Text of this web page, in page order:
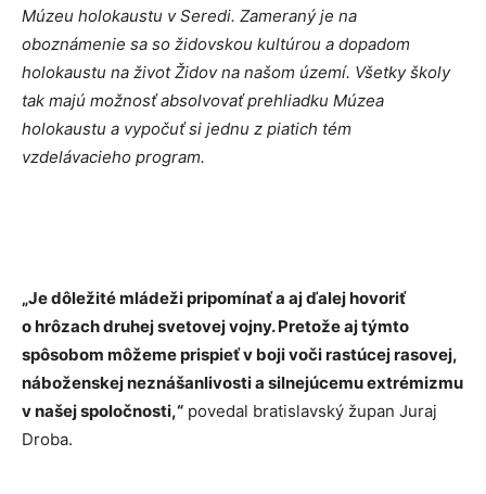
Múzeu holokaustu v Seredi. Zameraný je na
oboznámenie sa so židovskou kultúrou a dopadom
holokaustu na život Židov na našom území. Všetky školy
tak majú možnosť absolvovať prehliadku Múzea
holokaustu a vypočuť si jednu z piatich tém
vzdelávacieho program.
„Je dôležité mládeži pripomínať a aj ďalej hovoriť
o hrôzach druhej svetovej vojny. Pretože aj týmto
spôsobom môžeme prispieť v boji voči rastúcej rasovej,
náboženskej neznášanlivosti a silnejúcemu extrémizmu
v našej spoločnosti,“ povedal bratislavský župan Juraj
Droba.